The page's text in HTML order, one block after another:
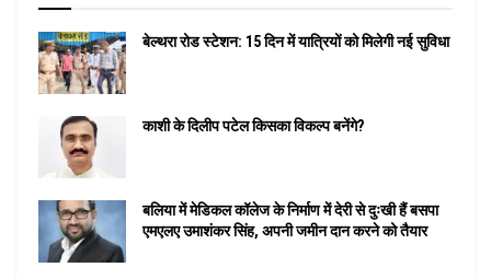
बेल्थरा रोड स्टेशन: 15 दिन में यात्रियों को मिलेगी नई सुविधा
काशी के दिलीप पटेल किसका विकल्प बनेंगे?
बलिया में मेडिकल कॉलेज के निर्माण में देरी से दुःखी हैं बसपा
एमएलए उमाशंकर सिंह, अपनी जमीन दान करने को तैयार